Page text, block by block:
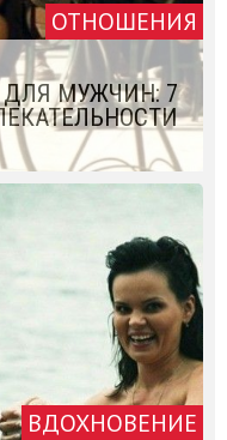
ОТНОШЕНИЯ
МУЖЧИН: 7
ВДОХНОВЕНИЕ